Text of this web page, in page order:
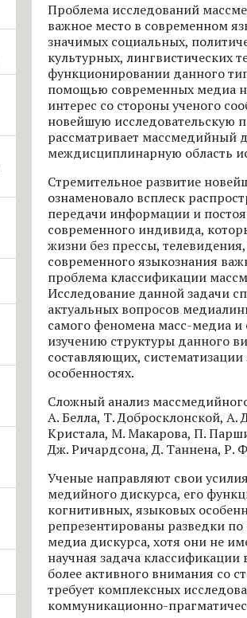
Проблема исследований
важное место в современном
значимых социальных,
культурных, лингвистических
функционировании данного
помощью современных медиа
интерес со стороны ученого
новейшую исследовательскую
рассматривает массмедийный
междисциплинарную область
Стремительное развитие
ознаменовало всплеск
передачи информации и
современного индивида,
жизни без прессы,
современного языкознания
проблема классификации
Исследование данной задачи
актуальных вопросов
самого феномена масс-медиа и
изучению структуры данного
составляющих,
особенностях.
Сложный анализ
А. Белла, Т. Добросклонской,
Кристала, М. Макарова, П.
Дж. Ричардсона, Д. Таннена, Р.
Ученые направляют свои
медийного дискурса, его
когнитивных, языковых
репрезентированы разведки
медиа дискурса, хотя они не
научная задача
более активного внимания со
требует комплексных
коммуникационно-